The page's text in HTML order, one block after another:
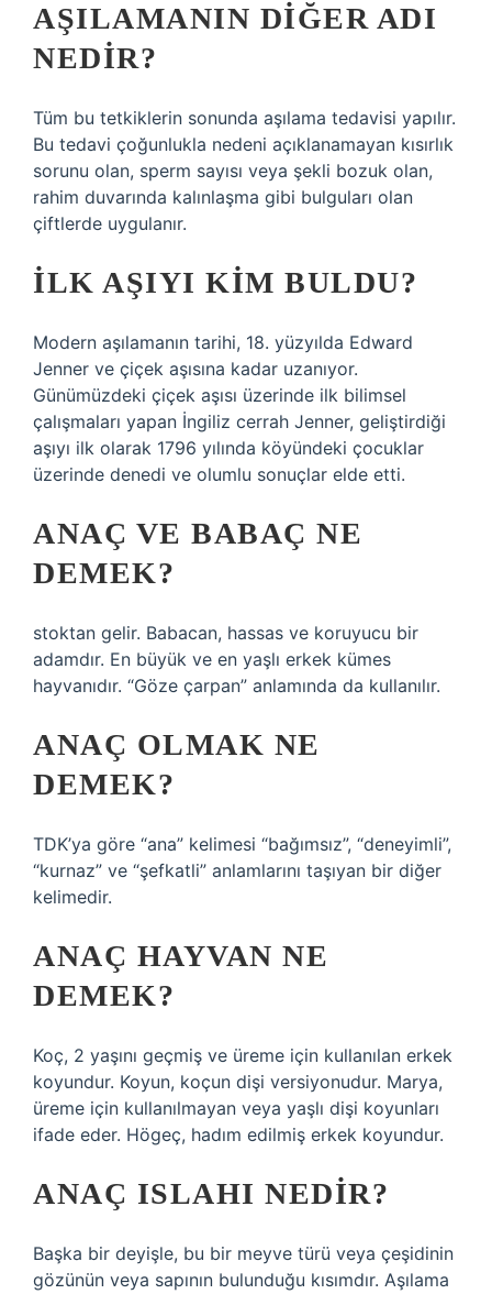
AŞILAMANIN DIĞER ADI
NEDIR?
Tüm bu tetkiklerin sonunda aşılama tedavisi yapılır.
Bu tedavi çoğunlukla nedeni açıklanamayan kısırlık
sorunu olan, sperm sayısı veya şekli bozuk olan,
rahim duvarında kalınlaşma gibi bulguları olan
çiftlerde uygulanır.
İLK AŞIYI KIM BULDU?
Modern aşılamanın tarihi, 18. yüzyılda Edward
Jenner ve çiçek aşısına kadar uzanıyor.
Günümüzdeki çiçek aşısı üzerinde ilk bilimsel
çalışmaları yapan İngiliz cerrah Jenner, geliştirdiği
aşıyı ilk olarak 1796 yılında köyündeki çocuklar
üzerinde denedi ve olumlu sonuçlar elde etti.
ANAÇ VE BABAÇ NE
DEMEK?
stoktan gelir. Babacan, hassas ve koruyucu bir
adamdır. En büyük ve en yaşlı erkek kümes
hayvanıdır. “Göze çarpan” anlamında da kullanılır.
ANAÇ OLMAK NE
DEMEK?
TDK’ya göre “ana” kelimesi “bağımsız”, “deneyimli”,
“kurnaz” ve “şefkatli” anlamlarını taşıyan bir diğer
kelimedir.
ANAÇ HAYVAN NE
DEMEK?
Koç, 2 yaşını geçmiş ve üreme için kullanılan erkek
koyundur. Koyun, koçun dişi versiyonudur. Marya,
üreme için kullanılmayan veya yaşlı dişi koyunları
ifade eder. Högeç, hadım edilmiş erkek koyundur.
ANAÇ ISLAHI NEDIR?
Başka bir deyişle, bu bir meyve türü veya çeşidinin
gözünün veya sapının bulunduğu kısımdır. Aşılama